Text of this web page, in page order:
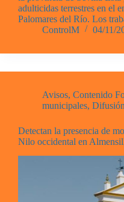
adulticidas terrestres en el
Palomares del Río. Los
ControlM
04/11/
Avisos, Contenido
municipales, Difusión
Detectan la presencia de
Nilo occidental en